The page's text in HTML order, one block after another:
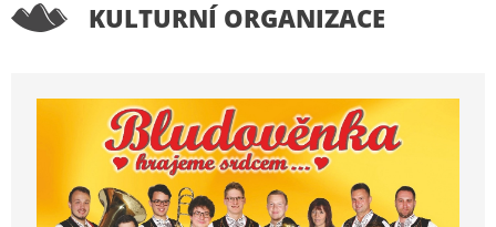
KULTURNÍ ORGANIZACE